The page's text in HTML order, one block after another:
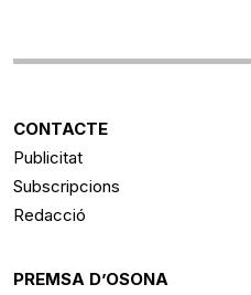
CONTACTE
Publicitat
Subscripcions
Redacció
PREMSA D’OSONA